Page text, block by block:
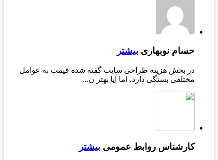
حسام نوبهاری بیشتر
در بخش هزینه طراحی سایت گفته شده قیمت به عوامل
مختلفی بستگی دارد، اما آیا بهتر ن...
کارشناس روابط عمومی بیشتر